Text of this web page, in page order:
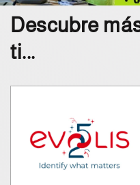
Descubre
ti...